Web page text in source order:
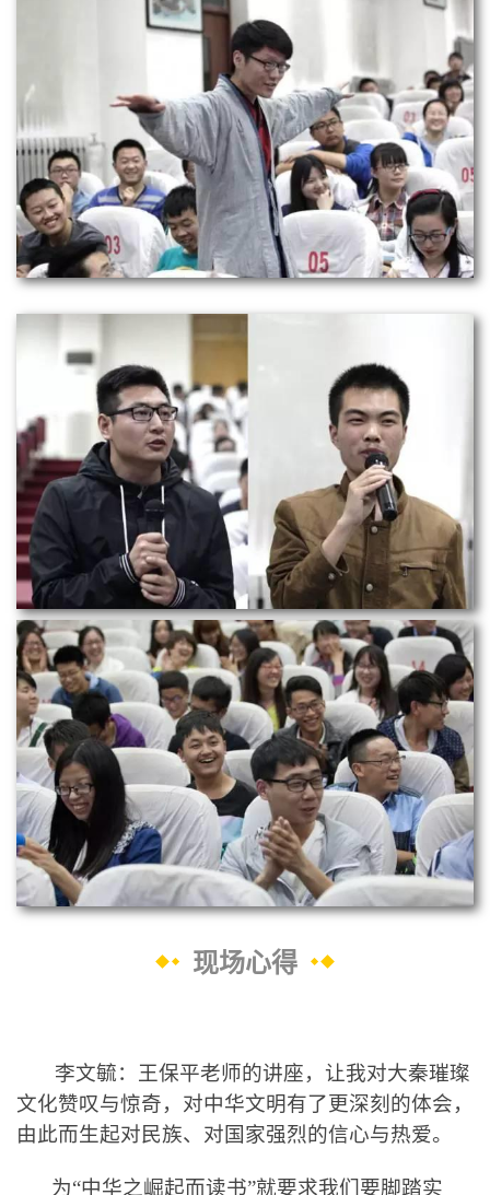
现场心得
李文毓：王保平老师的讲座，让我对大秦璀璨
文化赞叹与惊奇，对中华文明有了更深刻的体会，
由此而生起对民族、对国家强烈的信心与热爱。
为“中华之崛起而读书”就要求我们要脚踏实